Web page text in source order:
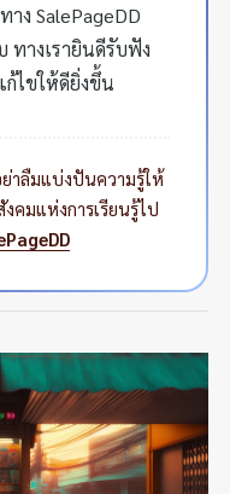
ง SalePageDD
ทางเรายินดีรับฟัง
ไขให้ดียิ่งขึ้น
าลืมแบ่งปันความรู้ให้
คมแห่งการเรียนรู้ไป